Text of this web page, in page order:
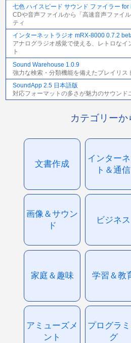
七色 ハイスピード サウンド ファイラー for
CDや音声ファイルから「高速音声ファイ
ティ
インターネットラジオ mRX-8000 0.7.2
アナログラジオ感覚で使える、レトロなイ
ト
Sound Warehouse 1.0.9
強力な検索・分類機能を備えたプレイリス
SoundApp 2.5 日本語版
対応フォーマットの多さが魅力のサウンド
カテゴリーか
文書作成
インター
ト＆通信
画像＆サウン
ド
ビジネス
家庭＆趣味 学習＆教
アミューズメ
ント
プログラ
グ